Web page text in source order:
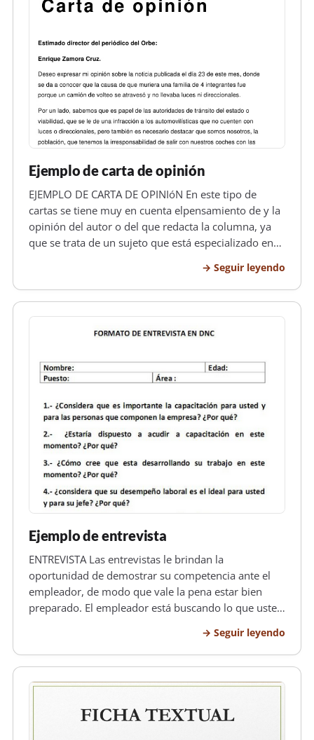
Ejemplo de carta de opinión
EJEMPLO DE CARTA DE OPINIóN En este tipo de
cartas se tiene muy en cuenta elpensamiento de y la
opinión del autor o del que redacta la columna, ya
que se trata de un sujeto que está especializado en
siempre. Se denomina carta de opinión a todas a
quellas que los redactore…
Seguir leyendo
Ejemplo de entrevista
ENTREVISTA Las entrevistas le brindan la
oportunidad de demostrar su competencia ante el
empleador, de modo que vale la pena estar bien
preparado. El empleador está buscando lo que usted
habilidades, conocimiento y vitalidad. Para realizar
una entrevista eficaz, es necesario…
Seguir leyendo